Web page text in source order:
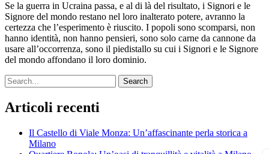
Se la guerra in Ucraina passa, e al di là del risultato, i Signori e le
Signore del mondo restano nel loro inalterato potere, avranno la
certezza che l’esperimento è riuscito. I popoli sono scomparsi, non
hanno identità, non hanno pensieri, sono solo carne da cannone da
usare all’occorrenza, sono il piedistallo su cui i Signori e le Signore
del mondo affondano il loro dominio.
Search
Articoli recenti
Il Castello di Viale Monza: Un’affascinante perla storica a
Milano